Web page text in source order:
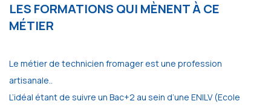
LES FORMATIONS QUI MÈNENT À CE
MÉTIER
Le métier de technicien fromager est une profession
artisanale..
L’idéal étant de suivre un Bac+2 au sein d’une ENILV (Ecole